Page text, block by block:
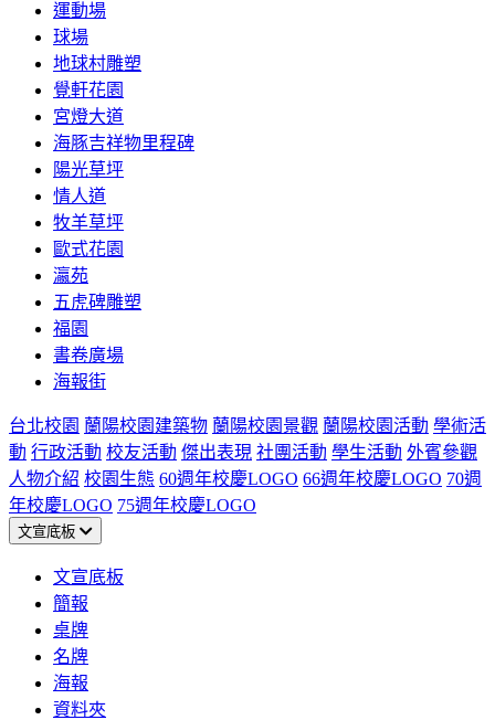
運動場
球場
地球村雕塑
覺軒花園
宮燈大道
海豚吉祥物里程碑
陽光草坪
情人道
牧羊草坪
歐式花園
瀛苑
五虎碑雕塑
福園
書卷廣場
海報街
台北校園 蘭陽校園建築物 蘭陽校園景觀 蘭陽校園活動 學術活
動 行政活動 校友活動 傑出表現 社團活動 學生活動 外賓參觀
人物介紹 校園生態 60週年校慶LOGO 66週年校慶LOGO 70週
年校慶LOGO 75週年校慶LOGO
文宣底板
文宣底板
簡報
桌牌
名牌
海報
資料夾